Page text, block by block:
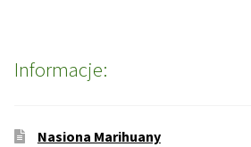
Informacje:
Nasiona Marihuany